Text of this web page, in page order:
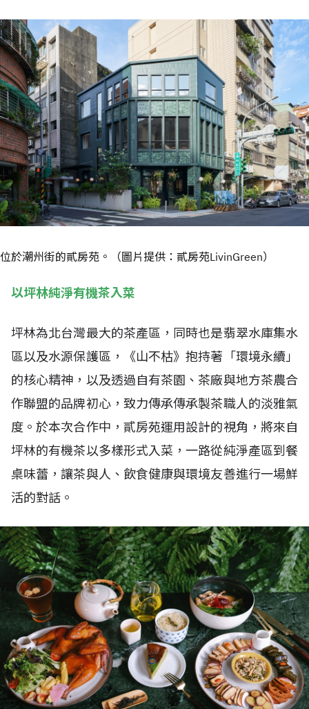
位於潮州街的貳房苑。（圖片提供：貳房苑LivinGreen）
以坪林純淨有機茶入菜
坪林為北台灣最大的茶產區，同時也是翡翠水庫集水
區以及水源保護區，《山不枯》抱持著「環境永續」
的核心精神，以及透過自有茶園、茶廠與地方茶農合
作聯盟的品牌初心，致力傳承傳承製茶職人的淡雅氣
度。於本次合作中，貳房苑運用設計的視角，將來自
坪林的有機茶以多樣形式入菜，一路從純淨產區到餐
桌味蕾，讓茶與人、飲食健康與環境友善進行一場鮮
活的對話。